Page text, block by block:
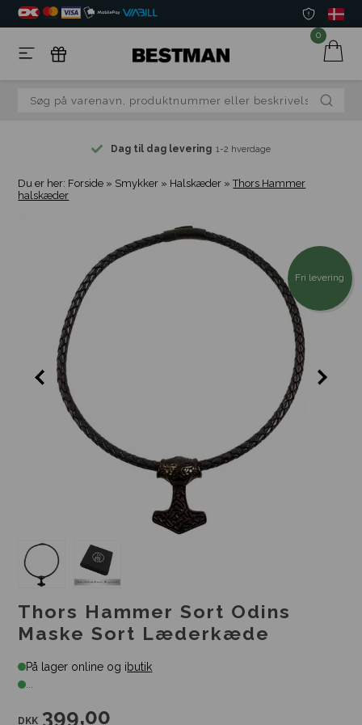
0
Dag til dag levering 1-2 hverdage
Du er her: Forside » Smykker » Halskæder »Thors Hammer
halskæder
Fri levering
Thors Hammer Sort Odins
Maske Sort Læderkæde
På lager online og ibutik
...
DKK 399,00